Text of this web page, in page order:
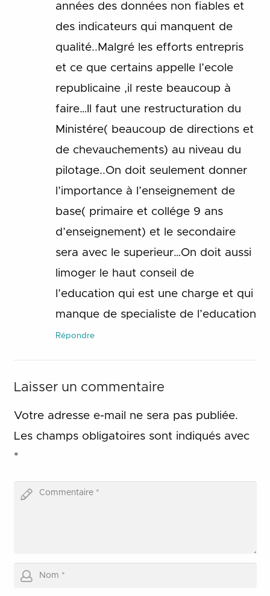
années des données non fiables et
des indicateurs qui manquent de
qualité..Malgré les efforts entrepris
et ce que certains appelle l’ecole
republicaine ,il reste beaucoup à
faire…Il faut une restructuration du
Ministére( beaucoup de directions et
de chevauchements) au niveau du
pilotage..On doit seulement donner
l’importance à l’enseignement de
base( primaire et collége 9 ans
d’enseignement) et le secondaire
sera avec le superieur…On doit aussi
limoger le haut conseil de
l’education qui est une charge et qui
manque de specialiste de l’education
Répondre
Laisser un commentaire
Votre adresse e-mail ne sera pas publiée.
Les champs obligatoires sont indiqués avec
*